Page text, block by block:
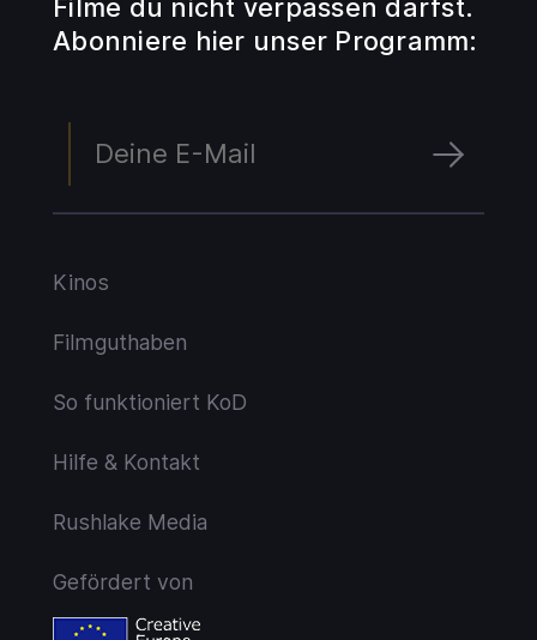
Filme du nicht verpassen darfst.
Abonniere hier unser Programm:
Kinos
Filmguthaben
So funktioniert KoD
Hilfe & Kontakt
Rushlake Media
Gefördert von